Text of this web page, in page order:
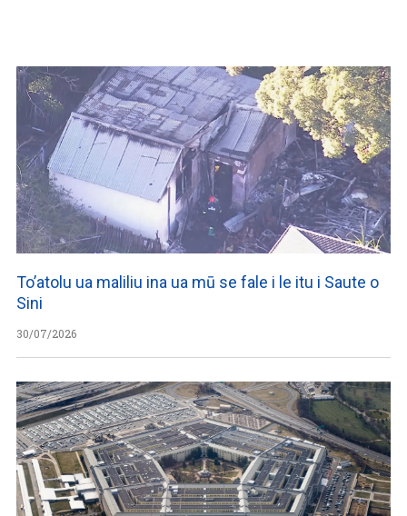
To’atolu ua maliliu ina ua mū se fale i le itu i Saute o
Sini
30/07/2026